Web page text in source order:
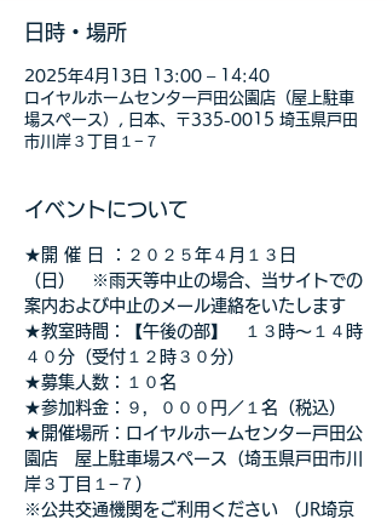
日時・場所
2025年4月13日 13:00 – 14:40
ロイヤルホームセンター戸田公園店（屋上駐車
場スペース）, 日本、〒335-0015 埼玉県戸田
市川岸３丁目１−７
イベントについて
★開 催 日 ：２０２５年４月１３日
（日）　※雨天等中止の場合、当サイトでの
案内および中止のメール連絡をいたします
★教室時間：【午後の部】　１３時～１４時
４０分（受付１２時３０分）
★募集人数：１０名
★参加料金：９，０００円／１名（税込）
★開催場所：ロイヤルホームセンター戸田公
園店　屋上駐車場スペース（埼玉県戸田市川
岸３丁目１−７）
※公共交通機関をご利用ください （JR埼京